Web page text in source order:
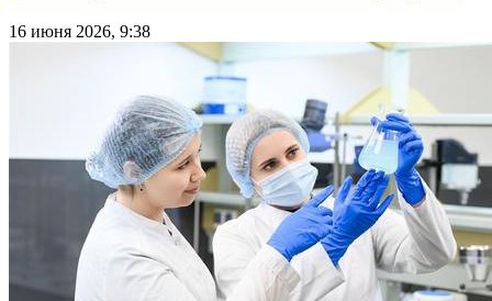
16 июня 2026, 9:38